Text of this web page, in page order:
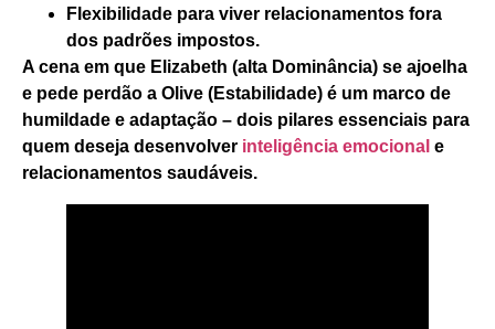
Flexibilidade para viver relacionamentos fora
dos padrões impostos.
A cena em que Elizabeth (alta Dominância) se ajoelha
e pede perdão a Olive (Estabilidade) é um marco de
humildade e adaptação – dois pilares essenciais para
quem deseja desenvolver inteligência emocional e
relacionamentos saudáveis.